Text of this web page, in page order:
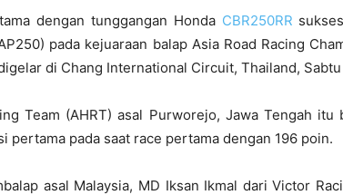
dengan tunggangan Honda CBR250RR
pada kejuaraan balap Asia Road Racing
di Chang International Circuit, Thailand,
Team (AHRT) asal Purworejo, Jawa Tengah itu
pertama pada saat race pertama dengan 196 poin.
asal Malaysia, MD Iksan Ikmal dari Victor